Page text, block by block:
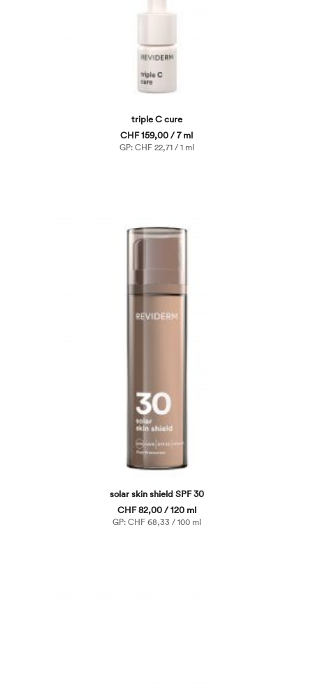
triple C cure
CHF 159,00 / 7 ml
GP: CHF 22,71 / 1 ml
solar skin shield SPF 30
CHF 82,00 / 120 ml
GP: CHF 68,33 / 100 ml